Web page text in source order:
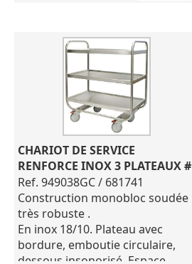
Encombrement total : 895 x 625
x h.960 mm.
Fabrication française - Marque
Pour l'entretien ne pas utiliser
de produits corrosifs
CHARIOT DE SERVICE
RENFORCE INOX 3 PLATEAUX #
Ref. 949038GC / 681741
Construction monobloc soudée
très robuste .
En inox 18/10. Plateau avec
bordure, emboutie circulaire,
dessous insonorisé. Espace